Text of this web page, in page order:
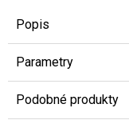
Popis
Parametry
Podobné produkty